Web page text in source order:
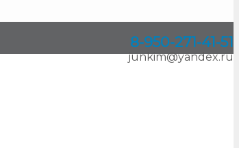
8-950-271-41-51
junkim@yandex.ru